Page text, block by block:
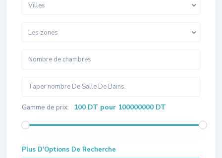
Villes
Les zones
Gamme de prix: 100 DT pour 100000000 DT
Plus D'Options De Recherche